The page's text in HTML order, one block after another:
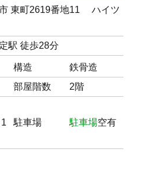
東町2619番地11 ハイツ
駅 徒歩28分
構造
鉄骨造
部屋階数 2階
駐車場 駐車場空有